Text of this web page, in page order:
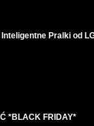
Pralki od
*BLACK FRIDAY*